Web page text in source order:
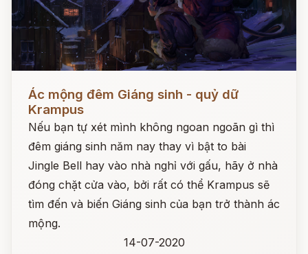
Đọc ngay
Ác mộng đêm Giáng sinh - quỷ dữ
Krampus
Nếu bạn tự xét mình không ngoan ngoãn gì thì
đêm giáng sinh năm nay thay vì bật to bài
Jingle Bell hay vào nhà nghỉ với gấu, hãy ở nhà
đóng chặt cửa vào, bởi rất có thể Krampus sẽ
tìm đến và biến Giáng sinh của bạn trở thành ác
mộng.
14-07-2020